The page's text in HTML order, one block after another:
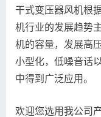
干式变压器风机根
机行业的发展趋势
机的容量，发展高
小型化，低噪音话
中得到广泛应用。
欢迎您选用我公司